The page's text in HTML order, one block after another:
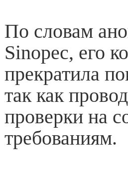
По словам
Sinopec, его
прекратила
так как
проверки на
требованиям.